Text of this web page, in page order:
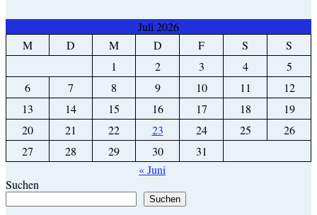
Juli 2026
M
D M D F S
S
1
2 3 4
5
6
7 8 9 10 11
12
13
14 15 16 17 18
19
20
21 22 23 24 25
26
27
28 29 30
31
« Juni
Suchen
Suchen